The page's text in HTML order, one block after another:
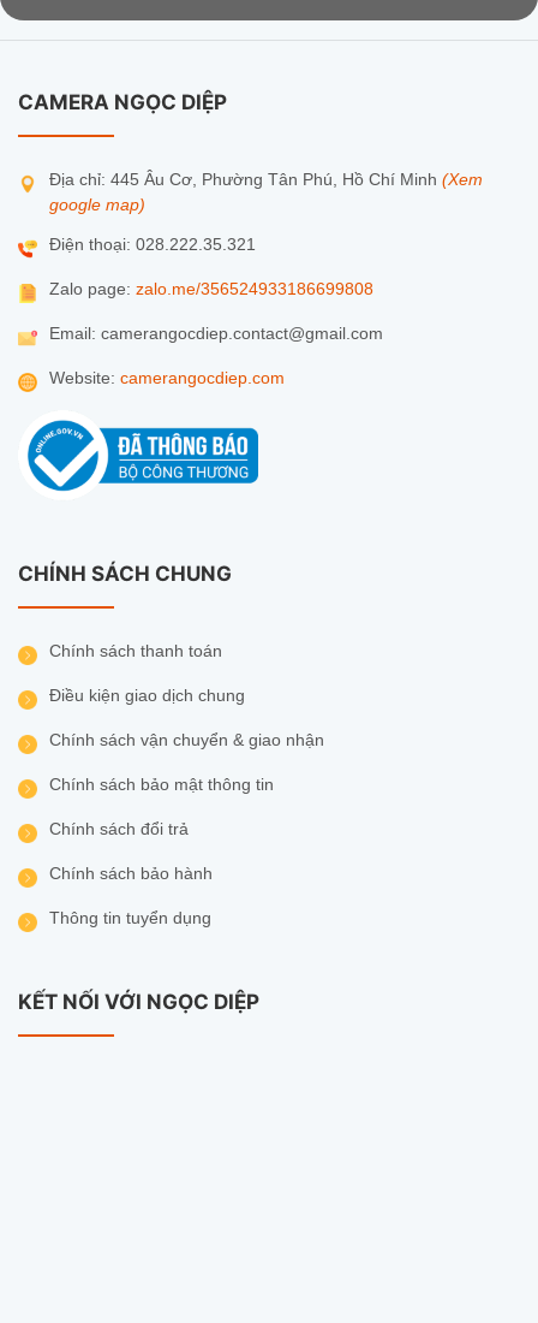
CAMERA NGỌC DIỆP
Địa chỉ: 445 Âu Cơ, Phường Tân Phú, Hồ Chí Minh (Xem
google map)
Điện thoại: 028.222.35.321
Zalo page: zalo.me/356524933186699808
Email: camerangocdiep.contact@gmail.com
Website: camerangocdiep.com
CHÍNH SÁCH CHUNG
Chính sách thanh toán
Điều kiện giao dịch chung
Chính sách vận chuyển & giao nhận
Chính sách bảo mật thông tin
Chính sách đổi trả
Chính sách bảo hành
Thông tin tuyển dụng
KẾT NỐI VỚI NGỌC DIỆP